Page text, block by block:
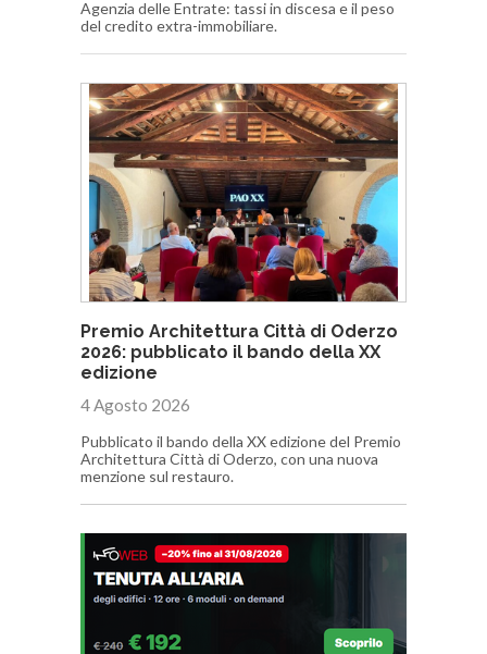
Agenzia delle Entrate: tassi in discesa e il peso
del credito extra-immobiliare.
Premio Architettura Città di Oderzo
2026: pubblicato il bando della XX
edizione
4 Agosto 2026
Pubblicato il bando della XX edizione del Premio
Architettura Città di Oderzo, con una nuova
menzione sul restauro.